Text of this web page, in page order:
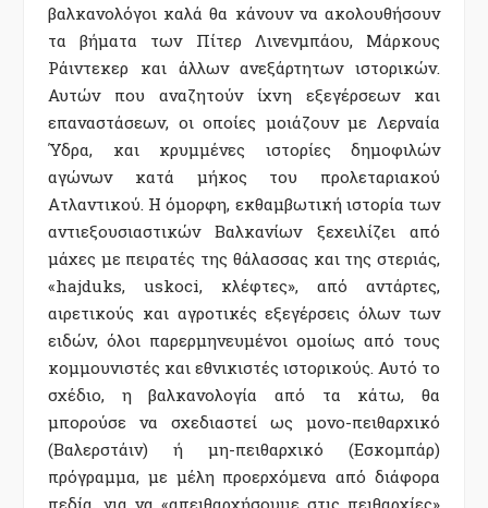
βαλκανολόγοι καλά θα κάνουν να ακολουθήσουν
τα βήµατα των Πίτερ Λινενµπάου, Μάρκους
Ράιντεκερ και άλλων ανεξάρτητων ιστορικών.
Αυτών που αναζητούν ίχνη εξεγέρσεων και
επαναστάσεων, οι οποίες µοιάζουν µε Λερναία
Ύδρα, και κρυµµένες ιστορίες δηµοφιλών
αγώνων κατά µήκος του προλεταριακού
Ατλαντικού. Η όµορφη, εκθαµβωτική ιστορία των
αντιεξουσιαστικών Βαλκανίων ξεχειλίζει από
µάχες µε πειρατές της θάλασσας και της στεριάς,
«hajduks, uskoci, κλέφτες», από αντάρτες,
αιρετικούς και αγροτικές εξεγέρσεις όλων των
ειδών, όλοι παρερµηνευµένοι οµοίως από τους
κοµµουνιστές και εθνικιστές ιστορικούς. Αυτό το
σχέδιο, η βαλκανολογία από τα κάτω, θα
µπορούσε να σχεδιαστεί ως µονο-πειθαρχικό
(Βαλερστάιν) ή µη-πειθαρχικό (Εσκοµπάρ)
πρόγραµµα, µε µέλη προερχόµενα από διάφορα
πεδία, για να «απειθαρχήσουµε στις πειθαρχίες»